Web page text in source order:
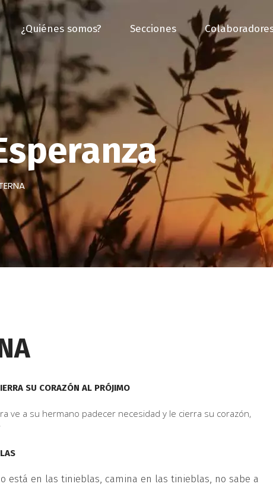
¿Quiénes somos? Secciones
SU CORAZÓN AL PRÓJIMO
ve a su hermano padecer necesidad y le cierra su corazón,
está en las tinieblas, camina en las tinieblas, no sabe a